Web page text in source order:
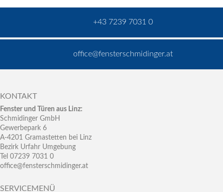
+43 7239 7031 0
office@fensterschmidinger.at
KONTAKT
Fenster und Türen aus Linz:
Schmidinger GmbH
Gewerbepark 6
A-4201 Gramastetten bei Linz
Bezirk Urfahr Umgebung
Tel 07239 7031 0
office@fensterschmidinger.at
SERVICEMENÜ